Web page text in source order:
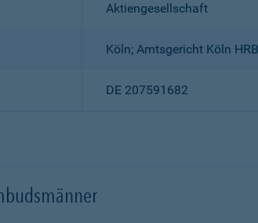
Aktiengesellschaft
Köln; Amtsgericht Köln
DE 207591682